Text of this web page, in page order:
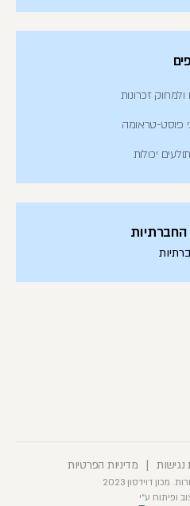
זכרונות
פוסט-טראומה
מכון דוידסון 2023
ופיתוח ע״י
| מדיניות הפרטיות